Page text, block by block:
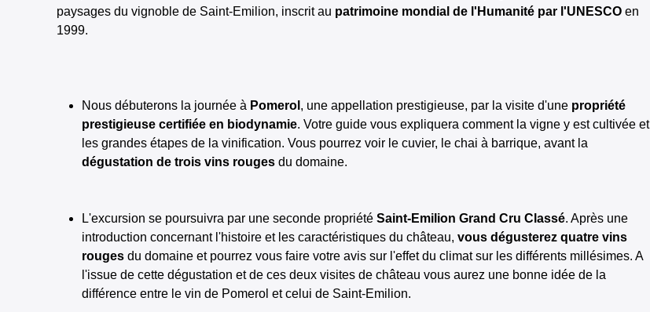
paysages du vignoble de Saint-Emilion, inscrit au patrimoine mondial de l'Humanité par l'UNESCO en
1999.
Nous débuterons la journée à Pomerol , une appellation prestigieuse, par la visite d'une propriété
prestigieuse certifiée en biodynamie. Votre guide vous expliquera comment la vigne y est cultivée et
les grandes étapes de la vinification. Vous pourrez voir le cuvier, le chai à barrique, avant la
dégustation de trois vins rouges du domaine.
L'excursion se poursuivra par une seconde propriété Saint-Emilion Grand Cru Classé. Après une
introduction concernant l'histoire et les caractéristiques du château, vous dégusterez quatre vins
rouges du domaine et pourrez vous faire votre avis sur l'effet du climat sur les différents millésimes. A
l'issue de cette dégustation et de ces deux visites de château vous aurez une bonne idée de la
différence entre le vin de Pomerol et celui de Saint-Emilion.